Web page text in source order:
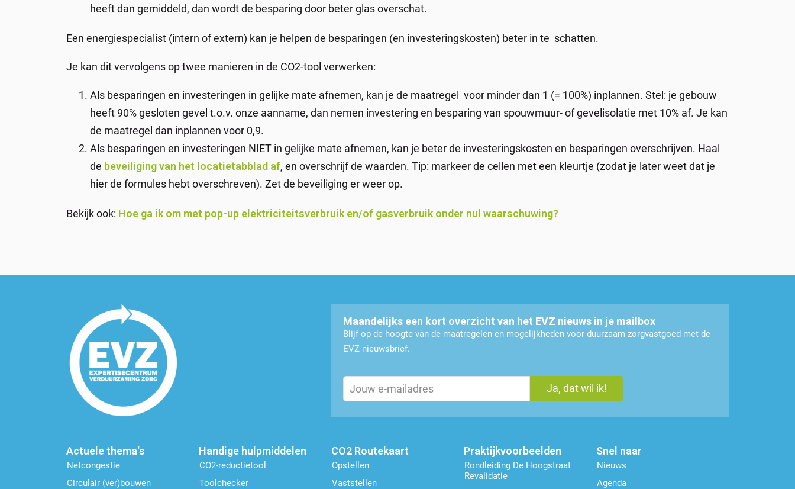
heeft dan gemiddeld, dan wordt de besparing door beter glas overschat.
Een energiespecialist (intern of extern) kan je helpen de besparingen (en investeringskosten) beter in te schatten.
Je kan dit vervolgens op twee manieren in de CO2-tool verwerken:
Als besparingen en investeringen in gelijke mate afnemen, kan je de maatregel voor minder dan 1 (= 100%) inplannen. Stel: je gebouw
heeft 90% gesloten gevel t.o.v. onze aanname, dan nemen investering en besparing van spouwmuur- of gevelisolatie met 10% af. Je kan
de maatregel dan inplannen voor 0,9.
Als besparingen en investeringen NIET in gelijke mate afnemen, kan je beter de investeringskosten en besparingen overschrijven. Haal
de beveiliging van het locatietabblad af, en overschrijf de waarden. Tip: markeer de cellen met een kleurtje (zodat je later weet dat je
hier de formules hebt overschreven). Zet de beveiliging er weer op.
Bekijk ook: Hoe ga ik om met pop-up elektriciteitsverbruik en/of gasverbruik onder nul waarschuwing?
Maandelijks een kort overzicht van het EVZ nieuws in je mailbox
Blijf op de hoogte van de maatregelen en mogelijkheden voor duurzaam zorgvastgoed met de
EVZ nieuwsbrief.
Email
(Vereist)
Actuele thema's
Netcongestie
Circulair (ver)bouwen
Handige hulpmiddelen
CO2-reductietool
Toolchecker
CO2 Routekaart
Opstellen
Vaststellen
Praktijkvoorbeelden
Rondleiding De Hoogstraat
Revalidatie
Snel naar
Nieuws
Agenda